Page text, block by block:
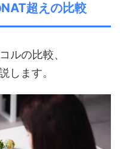
超えの比較
ルの比較、
します。